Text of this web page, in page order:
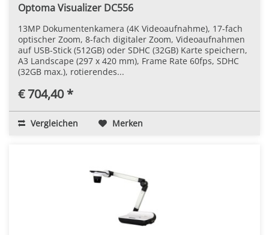
Optoma Visualizer DC556
13MP Dokumentenkamera (4K Videoaufnahme), 17-fach
optischer Zoom, 8-fach digitaler Zoom, Videoaufnahmen
auf USB-Stick (512GB) oder SDHC (32GB) Karte speichern,
A3 Landscape (297 x 420 mm), Frame Rate 60fps, SDHC
(32GB max.), rotierendes...
€ 704,40 *
Vergleichen Merken